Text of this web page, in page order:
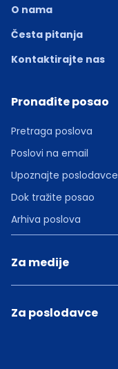
O nama
Česta pitanja
Kontaktirajte nas
Pronađite posao
Pretraga poslova
Poslovi na email
Upoznajte poslodavce
Dok tražite posao
Arhiva poslova
Za medije
Za poslodavce